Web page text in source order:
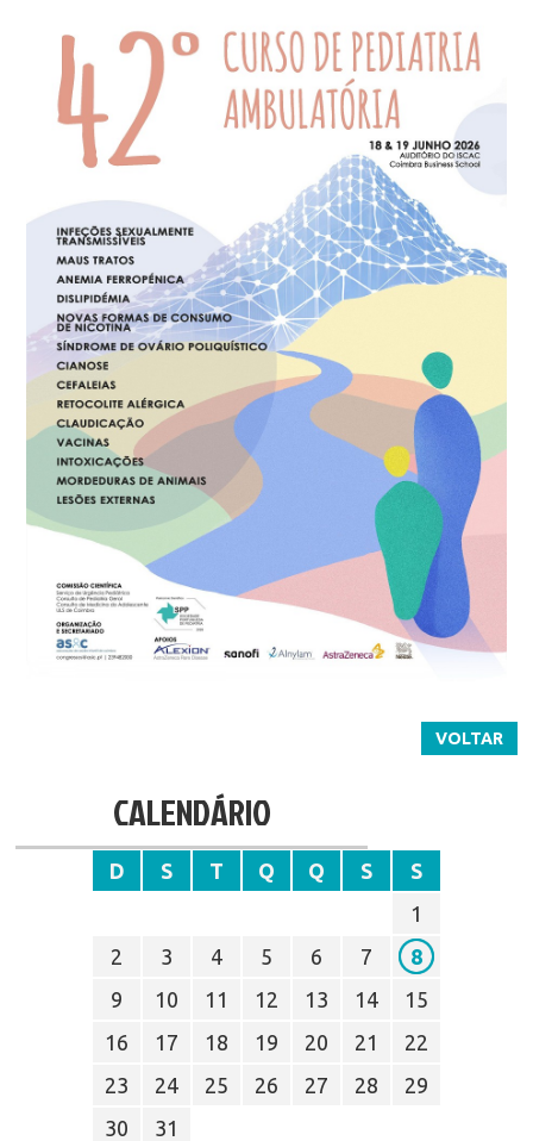
VOLTAR
CALENDÁRIO
D S T Q Q S
S
1
2
3 4 5 6 7
8
9
10 11 12 13 14
15
16
17 18 19 20 21
22
23
24 25 26 27 28
29
30
31